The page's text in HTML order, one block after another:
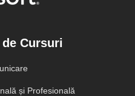
Cursuri
și Profesională